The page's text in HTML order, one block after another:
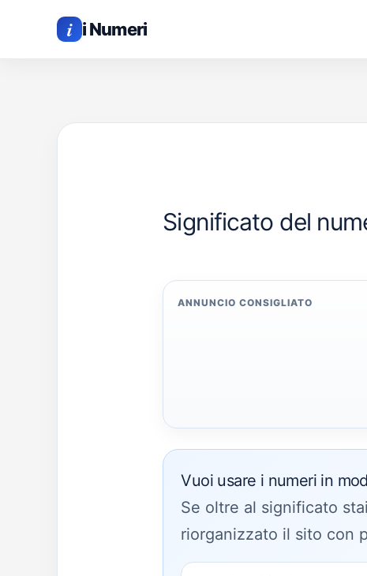
i i Numeri
Significato del
ANNUNCIO CONSIGLIATO
Vuoi usare i numeri in
Se oltre al significato
riorganizzato il sito con